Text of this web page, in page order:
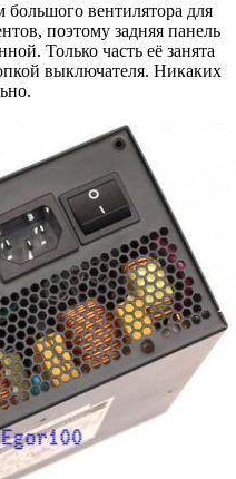
вентилятора для
поэтому задняя панель
Только часть её занята
выключателя. Никаких